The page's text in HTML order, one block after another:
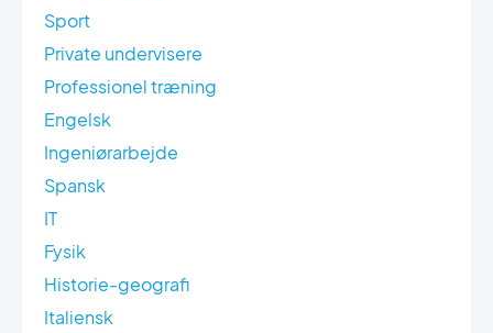
Sport
Private undervisere
Professionel træning
Engelsk
Ingeniørarbejde
Spansk
IT
Fysik
Historie-geografi
Italiensk